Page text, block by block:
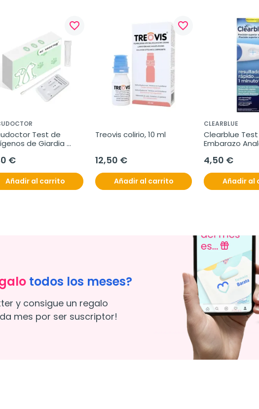
favorite_border
Test de
de Giardia
de perros, Caja 2
€
Añadir al carrito
favorite_border
Treovis colirio, 10 ml
12,50 €
Añadir al carrito
CLEARBLUE
Clearblue
Embarazo
unidad
4,50 €
Añadir al
todos los meses?
y consigue un regalo
mes por ser suscriptor!